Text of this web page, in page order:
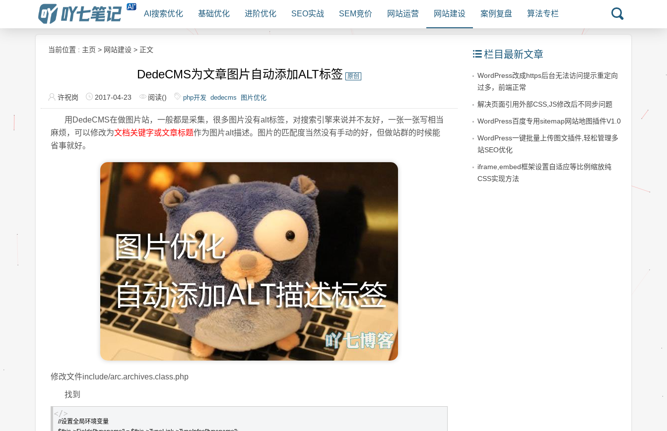
AI搜索优化 基础优化 进阶优化 SEO实战 SEM竞价 网站运营 网站建设 案例复盘 算法专栏
当前位置 : 主页 > 网站建设 > 正文
DedeCMS为文章图片自动添加ALT标签 原创
许祝岗 2017-04-23 阅读() php开发 dedecms 图片优化
用DedeCMS在做图片站，一般都是采集，很多图片没有alt标签，对搜索引擎来说并不友好，一张一张写相当
麻烦，可以修改为文档关键字或文章标题作为图片alt描述。图片的匹配度当然没有手动的好，但做站群的时候能
省事就好。
修改文件include/arc.archives.class.php
找到
//设置全局环境变量
栏目最新文章
WordPress改成https后台无法访问提示重定向
过多，前端正常
解决页面引用外部CSS,JS修改后不同步问题
WordPress百度专用sitemap网站地图插件V1.0
WordPress一键批量上传图文插件,轻松管理多
站SEO优化
iframe,embed框架设置自适应等比例缩放纯
CSS实现方法